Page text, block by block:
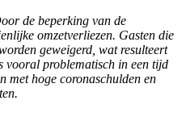
de beperking van de
omzetverliezen. Gasten die
geweigerd, wat resulteert
vooral problematisch in een tijd
met hoge coronaschulden en